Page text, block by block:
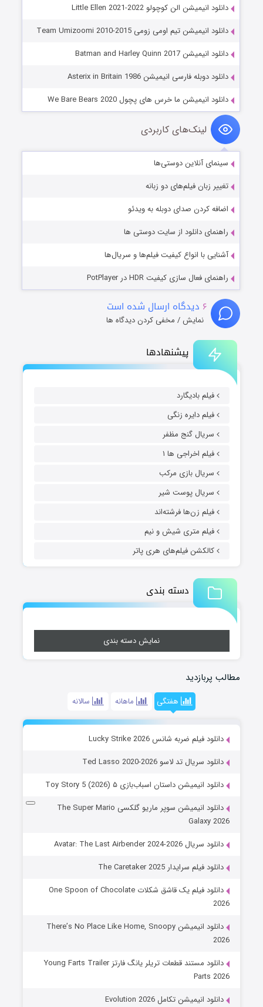
پیشنهادها
فیلم بادیگارد
فیلم دایره زنگی
سریال گنج مظفر
فیلم اخراجی ها ۱
سریال بازی مرکب
سریال پوست شیر
فیلم زن‌ها فرشته‌اند
فیلم متری شیش و نیم
کالکشن فیلم‌های هری پاتر
دسته بندی
نمایش دسته بندی
مطالب پربازدید
هفتگی ماهانه سالانه
دانلود فیلم ضربه شانس Lucky Strike 2026
دانلود سریال تد لاسو Ted Lasso 2020-2026
دانلود انیمیشن داستان اسباب‌بازی ۵ Toy Story 5 (2026)
دانلود انیمیشن سوپر ماریو گلکسی The Super Mario
Galaxy 2026
دانلود سریال Avatar: The Last Airbender 2024-2026
دانلود فیلم سرایدار The Caretaker 2025
دانلود فیلم یک قاشق شکلات One Spoon of Chocolate
2026
دانلود انیمیشن There’s No Place Like Home, Snoopy
2026
دانلود مستند قطعات تریلر یانگ فارتز Young Farts Trailer
Parts 2026
دانلود انیمیشن تکامل Evolution 2026
دانلود انیمیشن الن کوچولو Little Ellen 2021-2022
دانلود انیمیشن تیم اومی زومی Team Umizoomi 2010-2015
دانلود انیمیشن Batman and Harley Quinn 2017
دانلود دوبله فارسی انیمیشن Asterix in Britain 1986
دانلود انیمیشن ما خرس های پچول‌ We Bare Bears 2020
لینک‌های کاربردی
سینمای آنلاین دوستی‌ها
تغییر زبان فیلم‌های دو زبانه
اضافه کردن صدای دوبله به ویدئو
راهنمای دانلود از سایت دوستی ها
آشنایی با انواع کیفیت فیلم‌ها و سریال‌ها
راهنمای فعال سازی کیفیت HDR در PotPlayer
۶ دیدگاه ارسال شده است
نمایش / مخفی کردن دیدگاه ها